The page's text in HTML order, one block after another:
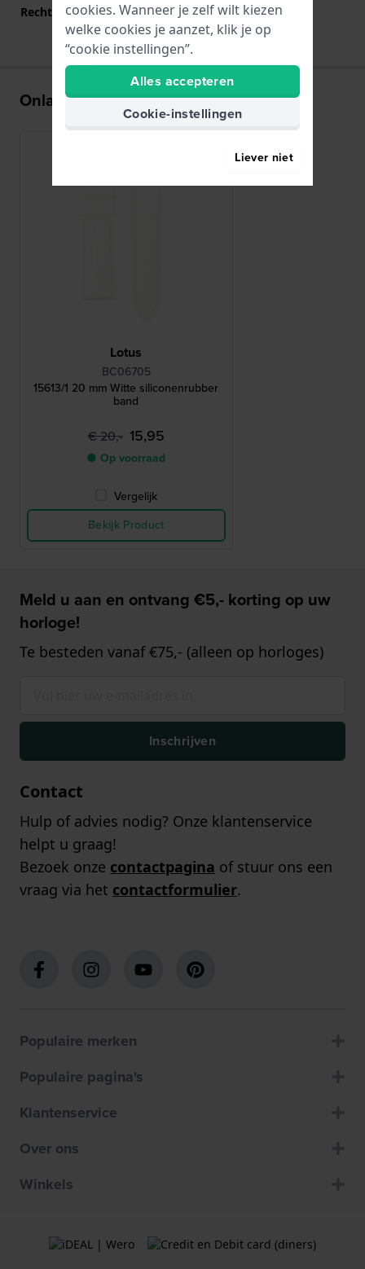
Rechte bandaanzet
Ja
Onlangs bekeken
Lotus
BC06705
15613/1 20 mm Witte siliconenrubber
band
€ 20,- 15,95
● Op voorraad
Vergelijk
Bekijk Product
Meld u aan en ontvang €5,- korting op uw
horloge!
Te besteden vanaf €75,- (alleen op horloges)
Inschrijven
Contact
Hulp of advies nodig? Onze klantenservice
helpt u graag!
Bezoek onze contactpagina of stuur ons een
vraag via het contactformulier.
Populaire merken
Populaire pagina's
Klantenservice
Over ons
Winkels
cookies. Wanneer je zelf wilt kiezen
welke cookies je aanzet, klik je op
“cookie instellingen”.
Alles accepteren
Cookie-instellingen
Liever niet